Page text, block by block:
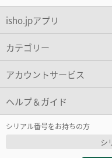
isho.jpアプリ
カテゴリー
アカウントサービス
ヘルプ＆ガイド
シリアル番号をお持ちの方
シ